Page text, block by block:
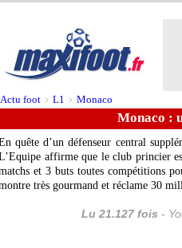
Actu foot > L1 > Monaco
Monaco :
quête d’un défenseur central
affirme que le club princier
et 3 buts toutes compétitions
très gourmand et réclame 30
Lu 21.127 fois -